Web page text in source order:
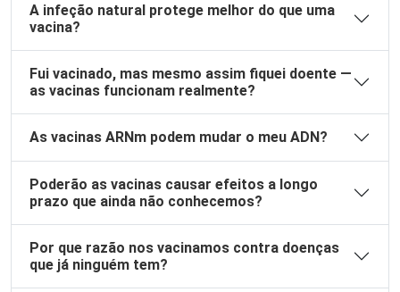
A infeção natural protege melhor do que uma
vacina?
Fui vacinado, mas mesmo assim fiquei doente —
as vacinas funcionam realmente?
As vacinas ARNm podem mudar o meu ADN?
Poderão as vacinas causar efeitos a longo
prazo que ainda não conhecemos?
Por que razão nos vacinamos contra doenças
que já ninguém tem?